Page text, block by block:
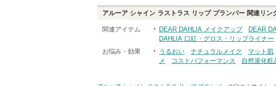
アルーア シャイン ラストラス リップ プランパー 関連リン
関連アイテム DEAR DAHLIA メイクアップ DEAR
DAHLIA 口紅・グロス・リップライナー
お悩み・効果
うるおい ナチュラルメイク マット肌
メ
コストパフォーマンス 自然派化粧